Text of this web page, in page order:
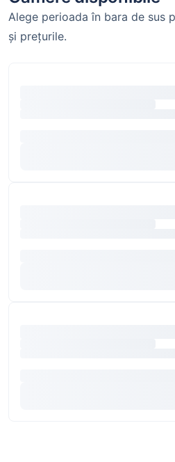
Alege perioada în bara de sus
și prețurile.